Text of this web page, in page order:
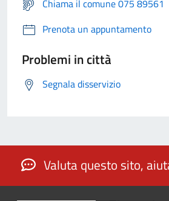
Chiama il comune 075 89561
Prenota un appuntamento
Problemi in città
Segnala disservizio
Valuta questo sito,